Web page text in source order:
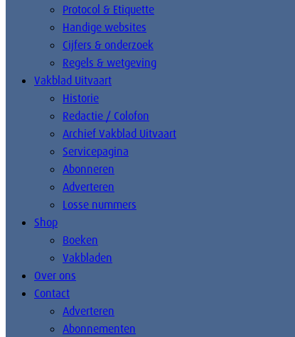
Protocol & Etiquette
Handige websites
Cijfers & onderzoek
Regels & wetgeving
Vakblad Uitvaart
Historie
Redactie / Colofon
Archief Vakblad Uitvaart
Servicepagina
Abonneren
Adverteren
Losse nummers
Shop
Boeken
Vakbladen
Over ons
Contact
Adverteren
Abonnementen